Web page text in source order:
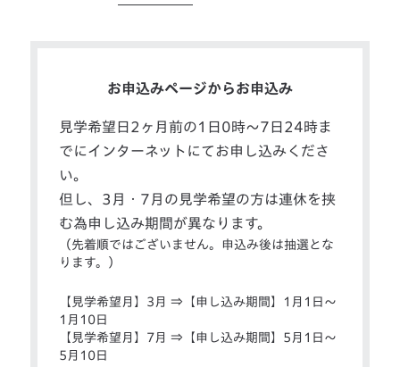
お申込みページからお申込み
見学希望日2ヶ月前の1日0時～7日24時ま
でにインターネットにてお申し込みくださ
い。
但し、3月・7月の見学希望の方は連休を挟
む為申し込み期間が異なります。
（先着順ではございません。申込み後は抽選とな
ります。）
【見学希望月】3月 ⇒【申し込み期間】1月1日～
1月10日
【見学希望月】7月 ⇒【申し込み期間】5月1日～
5月10日